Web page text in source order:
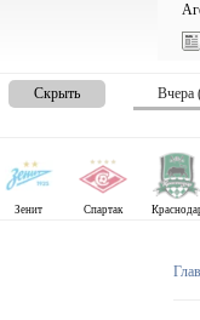
Скрыть Вчера
Зенит Спартак